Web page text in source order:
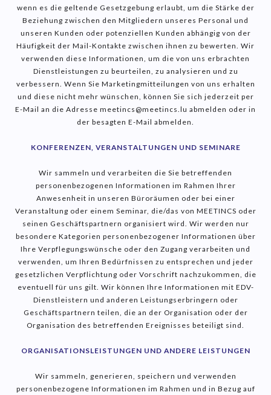
wenn es die geltende Gesetzgebung erlaubt, um die Stärke der
Beziehung zwischen den Mitgliedern unseres Personal und
unseren Kunden oder potenziellen Kunden abhängig von der
Häufigkeit der Mail-Kontakte zwischen ihnen zu bewerten. Wir
verwenden diese Informationen, um die von uns erbrachten
Dienstleistungen zu beurteilen, zu analysieren und zu
verbessern. Wenn Sie Marketingmitteilungen von uns erhalten
und diese nicht mehr wünschen, können Sie sich jederzeit per
E-Mail an die Adresse meetincs@meetincs.lu abmelden oder in
der besagten E-Mail abmelden.
KONFERENZEN, VERANSTALTUNGEN UND SEMINARE
Wir sammeln und verarbeiten die Sie betreffenden
personenbezogenen Informationen im Rahmen Ihrer
Anwesenheit in unseren Büroräumen oder bei einer
Veranstaltung oder einem Seminar, die/das von MEETINCS oder
seinen Geschäftspartnern organisiert wird. Wir werden nur
besondere Kategorien personenbezogener Informationen über
Ihre Verpflegungswünsche oder den Zugang verarbeiten und
verwenden, um Ihren Bedürfnissen zu entsprechen und jeder
gesetzlichen Verpflichtung oder Vorschrift nachzukommen, die
eventuell für uns gilt. Wir können Ihre Informationen mit EDV-
Dienstleistern und anderen Leistungserbringern oder
Geschäftspartnern teilen, die an der Organisation oder der
Organisation des betreffenden Ereignisses beteiligt sind.
ORGANISATIONSLEISTUNGEN UND ANDERE LEISTUNGEN
Wir sammeln, generieren, speichern und verwenden
personenbezogene Informationen im Rahmen und in Bezug auf